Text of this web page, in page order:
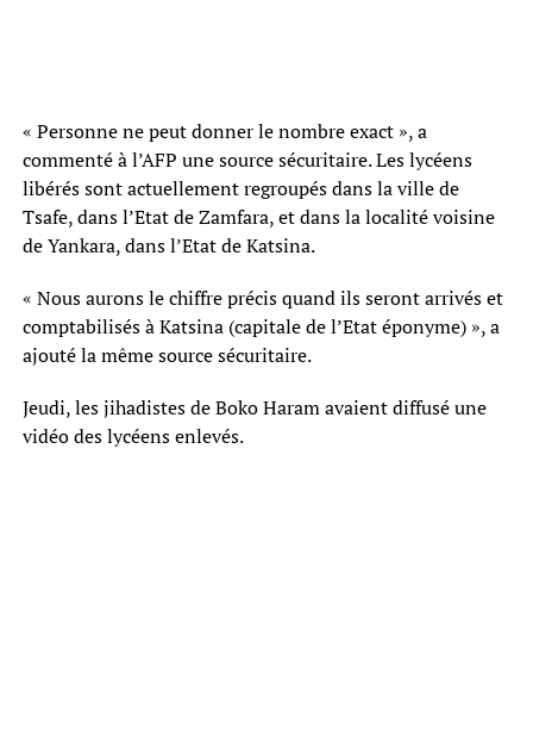
« Personne ne peut donner le nombre exact », a
commenté à l’AFP une source sécuritaire. Les lycéens
libérés sont actuellement regroupés dans la ville de
Tsafe, dans l’Etat de Zamfara, et dans la localité voisine
de Yankara, dans l’Etat de Katsina.
« Nous aurons le chiffre précis quand ils seront arrivés et
comptabilisés à Katsina (capitale de l’Etat éponyme) », a
ajouté la même source sécuritaire.
Jeudi, les jihadistes de Boko Haram avaient diffusé une
vidéo des lycéens enlevés.